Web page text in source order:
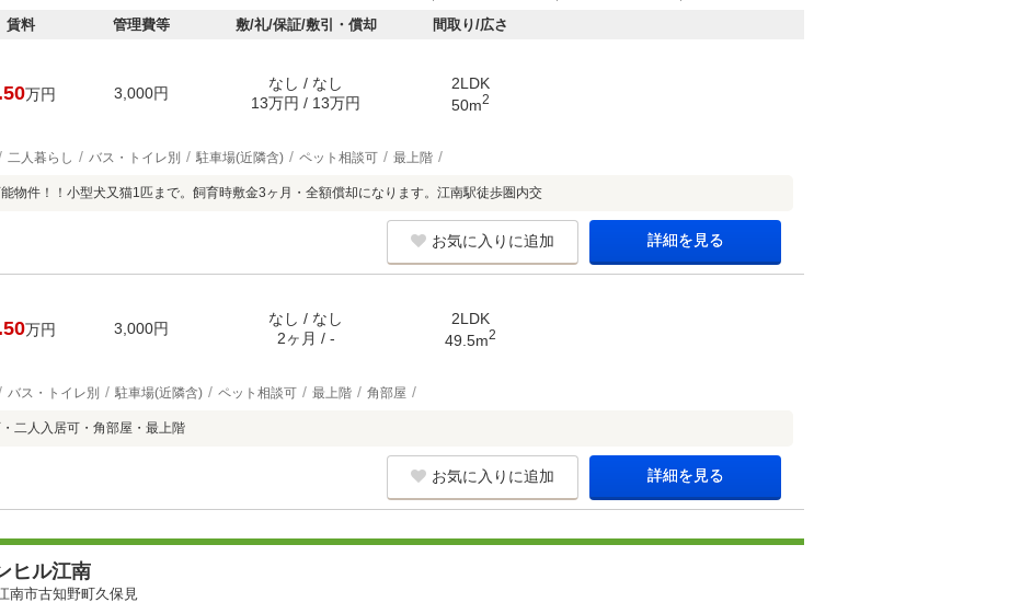
賃料 管理費等 敷/礼/保証/敷引・償却 間取り/広さ
万円 3,000円
なし / なし
13万円 / 13万円
2LDK
50m2
二人暮らし バス・トイレ別 駐車場(近隣含) ペット相談可 最上階
物件！！小型犬又猫1匹まで。飼育時敷金3ヶ月・全額償却になります。江南駅徒歩圏内交
お気に入りに追加 詳細を見る
万円 3,000円
なし / なし
2ヶ月 / -
2LDK
49.5m2
バス・トイレ別 駐車場(近隣含) ペット相談可 最上階 角部屋
二人入居可・角部屋・最上階
お気に入りに追加 詳細を見る
ヒル江南
南市古知野町久保見